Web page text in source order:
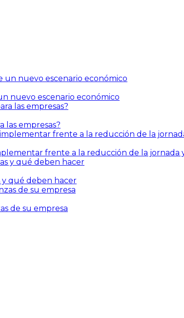
nuevo escenario económico
las empresas?
frente a la reducción de la jornada
y qué deben hacer
de su empresa